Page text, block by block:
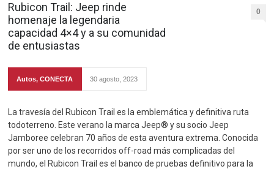
Rubicon Trail: Jeep rinde
homenaje la legendaria
capacidad 4×4 y a su comunidad
de entusiastas
0
Autos,CONECTA 30 agosto, 2023
La travesía del Rubicon Trail es la emblemática y definitiva ruta
todoterreno. Este verano la marca Jeep® y su socio Jeep
Jamboree celebran 70 años de esta aventura extrema. Conocida
por ser uno de los recorridos off-road más complicadas del
mundo, el Rubicon Trail es el banco de pruebas definitivo para la